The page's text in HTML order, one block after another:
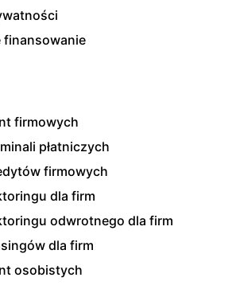
finansowanie
firmowych
płatniczych
firmowych
dla firm
odwrotnego dla firm
dla firm
osobistych